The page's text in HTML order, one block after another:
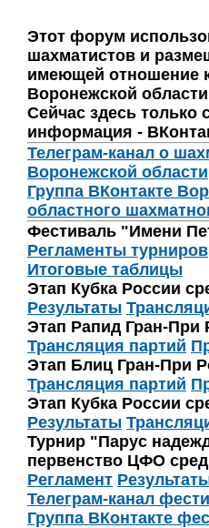
Этот форум
шахматистов и
имеющей отношение
Воронежской области
Сейчас здесь только
информация -
Телеграм-канал о
Воронежской области
Группа ВКонтакте
областного
Фестиваль "Имени
Регламенты турниров
Итоговые таблицы
Этап Кубка России
Результаты
Этап Рапид Гран-При
Трансляция партий
Этап Блиц Гран-При
Трансляция партий
Этап Кубка России
Результаты
Турнир "Парус
первенство ЦФО
Регламент
Телеграм-канал
Группа ВКонтакте